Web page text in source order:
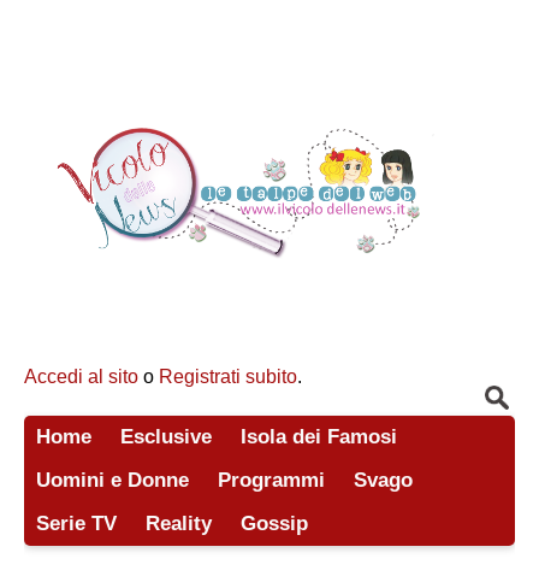
Accedi al sito o Registrati subito.
Home Esclusive
Isola dei Famosi
Uomini e Donne
Programmi
Svago
Serie TV
Reality Gossip